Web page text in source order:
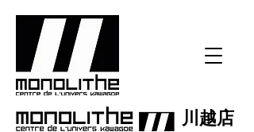
​川越店